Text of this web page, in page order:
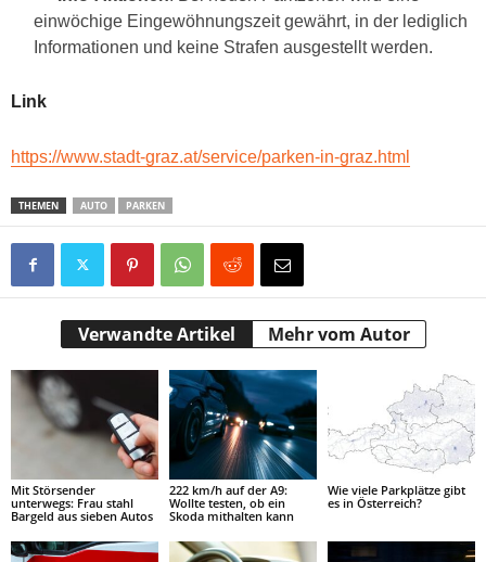
einwöchige Eingewöhnungszeit gewährt, in der lediglich
Informationen und keine Strafen ausgestellt werden.
Link
https://www.stadt-graz.at/service/parken-in-graz.html
THEMEN AUTO PARKEN
Verwandte Artikel Mehr vom Autor
Mit Störsender
unterwegs: Frau stahl
Bargeld aus sieben Autos
222 km/h auf der A9:
Wollte testen, ob ein
Skoda mithalten kann
Wie viele Parkplätze gibt
es in Österreich?